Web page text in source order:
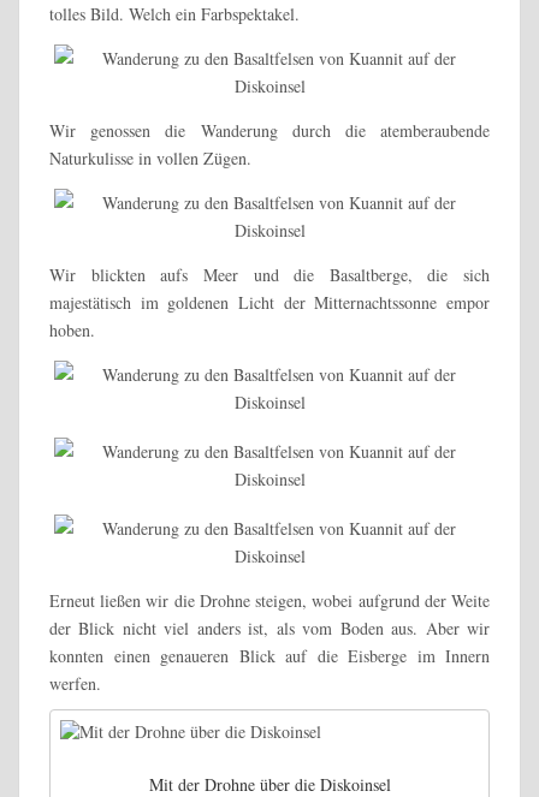
tolles Bild. Welch ein Farbspektakel.
Wir genossen die Wanderung durch die atemberaubende
Naturkulisse in vollen Zügen.
Wir blickten aufs Meer und die Basaltberge, die sich
majestätisch im goldenen Licht der Mitternachtssonne empor
hoben.
Erneut ließen wir die Drohne steigen, wobei aufgrund der Weite
der Blick nicht viel anders ist, als vom Boden aus. Aber wir
konnten einen genaueren Blick auf die Eisberge im Innern
werfen.
Mit der Drohne über die Diskoinsel